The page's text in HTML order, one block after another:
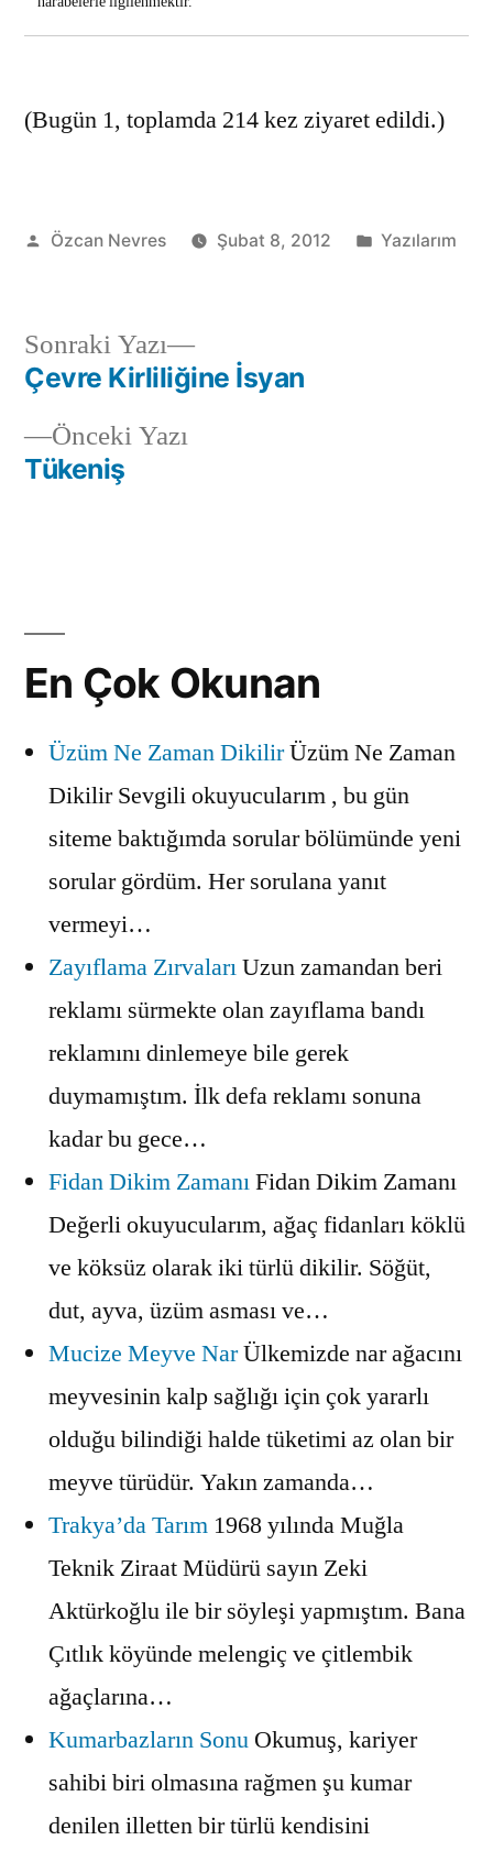
(Bugün 1, toplamda 214 kez ziyaret edildi.)
Gönderen:
Özcan Nevres Şubat 8, 2012 Kategori:
Yazılarım
Yazı
gezinmesi
Önceki YazıÖnceki
Tükeniş
Sonraki Yazı
Sonraki
yazı:
Çevre Kirliliğine İsyan
En Çok Okunan
Üzüm Ne Zaman DikilirÜzüm Ne Zaman
Dikilir Sevgili okuyucularım , bu gün
siteme baktığımda sorular bölümünde yeni
sorular gördüm. Her sorulana yanıt
vermeyi…
Zayıflama ZırvalarıUzun zamandan beri
reklamı sürmekte olan zayıflama bandı
reklamını dinlemeye bile gerek
duymamıştım. İlk defa reklamı sonuna
kadar bu gece…
Fidan Dikim ZamanıFidan Dikim Zamanı
Değerli okuyucularım, ağaç fidanları köklü
ve köksüz olarak iki türlü dikilir. Söğüt,
dut, ayva, üzüm asması ve…
Mucize Meyve NarÜlkemizde nar ağacını
meyvesinin kalp sağlığı için çok yararlı
olduğu bilindiği halde tüketimi az olan bir
meyve türüdür. Yakın zamanda…
Trakya’da Tarım 1968 yılında Muğla
Teknik Ziraat Müdürü sayın Zeki
Aktürkoğlu ile bir söyleşi yapmıştım. Bana
Çıtlık köyünde melengiç ve çitlembik
ağaçlarına…
Kumarbazların Sonu Okumuş, kariyer
sahibi biri olmasına rağmen şu kumar
denilen illetten bir türlü kendisini